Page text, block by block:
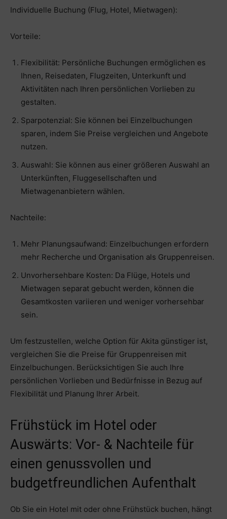
Individuelle Buchung (Flug, Hotel, Mietwagen):
Vorteile:
Flexibilität: Persönliche Buchungen ermöglichen es
Ihnen, Reisedaten, Flugzeiten, Unterkunft und
Aktivitäten nach Ihren persönlichen Vorlieben zu
gestalten.
Sparpotenzial: Sie können bei Einzelbuchungen
sparen, indem Sie Preise vergleichen und Angebote
nutzen.
Auswahl: Sie können aus einer größeren Auswahl an
Unterkünften, Fluggesellschaften und
Mietwagenanbietern wählen.
Nachteile:
Mehr Planungsaufwand: Einzelbuchungen erfordern
mehr Recherche und Organisation als Gruppenreisen.
Unvorhersehbare Kosten: Da Flüge, Hotels und
Mietwagen separat gebucht werden, können die
Gesamtkosten variieren und weniger vorhersehbar
sein.
Um festzustellen, welche Option für Akita günstiger ist,
vergleichen Sie die Preise für Gruppenreisen mit
Einzelbuchungen. Berücksichtigen Sie auch Ihre
persönlichen Vorlieben und Bedürfnisse in Bezug auf
Flexibilität und Planung Ihrer Arbeit.
Frühstück im Hotel oder
Auswärts: Vor- & Nachteile für
einen genussvollen und
budgetfreundlichen Aufenthalt
Ob Sie ein Hotel mit oder ohne Frühstück buchen, hängt